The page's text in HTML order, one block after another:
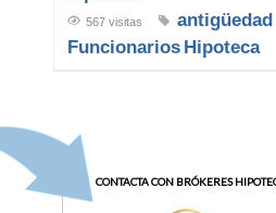
567 visitas antigüedad
Funcionarios Hipoteca